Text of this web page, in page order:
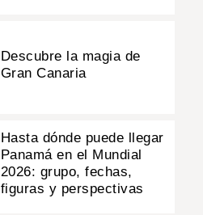
Descubre la magia de
Gran Canaria
Hasta dónde puede llegar
Panamá en el Mundial
2026: grupo, fechas,
figuras y perspectivas